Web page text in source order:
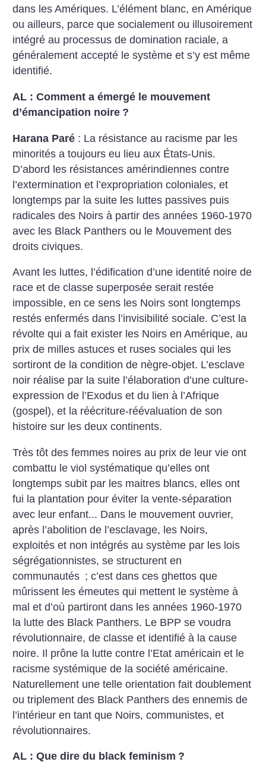
dans les Amériques. L’élément blanc, en Amérique
ou ailleurs, parce que socialement ou illusoirement
intégré au processus de domination raciale, a
généralement accepté le système et s’y est même
identifié.
AL : Comment a émergé le mouvement
d’émancipation noire ?
Harana Paré : La résistance au racisme par les
minorités a toujours eu lieu aux États-Unis.
D’abord les résistances amérindiennes contre
l’extermination et l’expropriation coloniales, et
longtemps par la suite les luttes passives puis
radicales des Noirs à partir des années 1960-1970
avec les Black Panthers ou le Mouvement des
droits civiques.
Avant les luttes, l’édification d’une identité noire de
race et de classe superposée serait restée
impossible, en ce sens les Noirs sont longtemps
restés enfermés dans l’invisibilité sociale. C’est la
révolte qui a fait exister les Noirs en Amérique, au
prix de milles astuces et ruses sociales qui les
sortiront de la condition de nègre-objet. L’esclave
noir réalise par la suite l’élaboration d’une culture-
expression de l’Exodus et du lien à l’Afrique
(gospel), et la réécriture-réévaluation de son
histoire sur les deux continents.
Très tôt des femmes noires au prix de leur vie ont
combattu le viol systématique qu’elles ont
longtemps subit par les maitres blancs, elles ont
fui la plantation pour éviter la vente-séparation
avec leur enfant... Dans le mouvement ouvrier,
après l’abolition de l’esclavage, les Noirs,
exploités et non intégrés au système par les lois
ségrégationnistes, se structurent en
communautés ; c’est dans ces ghettos que
mûrissent les émeutes qui mettent le système à
mal et d’où partiront dans les années 1960-1970
la lutte des Black Panthers. Le BPP se voudra
révolutionnaire, de classe et identifié à la cause
noire. Il prône la lutte contre l’Etat américain et le
racisme systémique de la société américaine.
Naturellement une telle orientation fait doublement
ou triplement des Black Panthers des ennemis de
l’intérieur en tant que Noirs, communistes, et
révolutionnaires.
AL : Que dire du black feminism ?